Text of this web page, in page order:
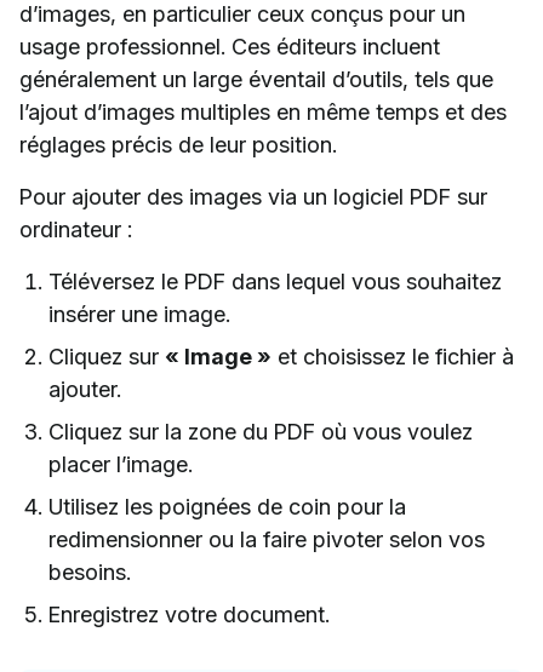
d’images, en particulier ceux conçus pour un
usage professionnel. Ces éditeurs incluent
généralement un large éventail d’outils, tels que
l’ajout d’images multiples en même temps et des
réglages précis de leur position.
Pour ajouter des images via un logiciel PDF sur
ordinateur :
Téléversez le PDF dans lequel vous souhaitez
insérer une image.
Cliquez sur « Image » et choisissez le fichier à
ajouter.
Cliquez sur la zone du PDF où vous voulez
placer l’image.
Utilisez les poignées de coin pour la
redimensionner ou la faire pivoter selon vos
besoins.
Enregistrez votre document.